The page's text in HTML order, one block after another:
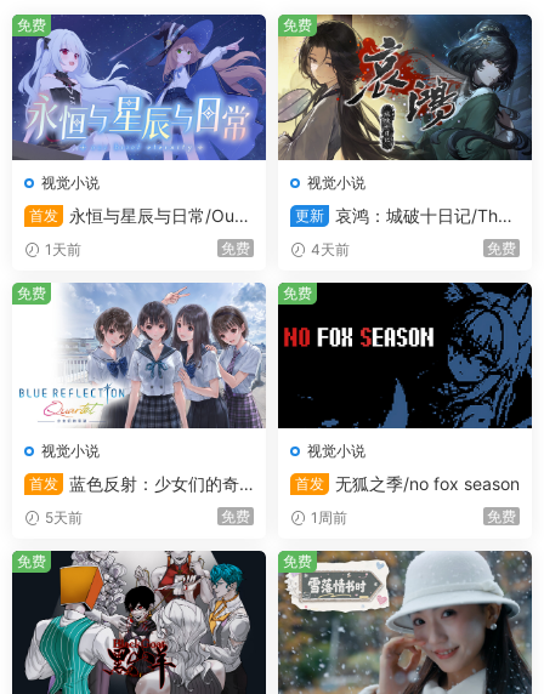
摩根·费希尔
作为《塔菈秀》的死忠粉以及镇长的女儿，摩根是个……与
众不同的人。不在经营那间几乎空无一人的小古董店的时
候，她经常会在森林中连续消失好几天。再加上她对传统社
会制度的抵制，摩根在小镇的名声可谓声名狼藉。
然而，这种抵抗不仅仅只是一种反叛行为：摩根知道艾森菲
尔深处盘踞着某些邪恶的事物，而且在揭开事物真相之前，
她绝不会就此罢休！
游戏功能：
视觉小说
首发
永恒与星辰与日常/Our
Brief Eternity
1天前 免费
免费
视觉小说
更新 哀鸿：城破十日记/The
Weeping Swan: Ten Days of
the City’s Fall
4天前 免费
免费
视觉小说
首发 蓝色反射：少女们的奇
迹/BLUE REFLECTION Quart
et
5天前 免费
免费
视觉小说
首发 无狐之季/no fox season
1周前 免费
免费
免费 免费